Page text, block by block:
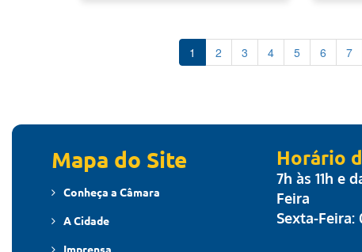
1 2 3 4 5 6 7
Horário
7h às 11h e
Feira
Sexta-Feira:
Mapa do Site
Conheça a Câmara
A Cidade